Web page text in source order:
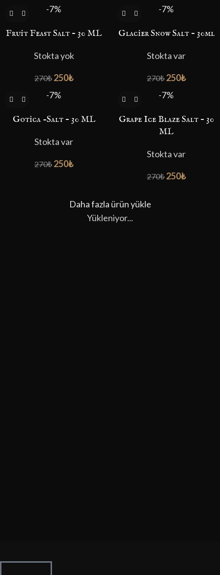
-7%
Fruit Feast Salt – 30 ML
Stokta yok
270₺ 250₺
-7%
Glacier Snow Salt – 30ml
Stokta var
270₺ 250₺
-7%
Gotica -Salt – 30 ML
Stokta var
270₺ 250₺
-7%
Grape Ice Blaze Salt – 30
ML
Stokta var
270₺ 250₺
Daha fazla ürün yükle
Yükleniyor...